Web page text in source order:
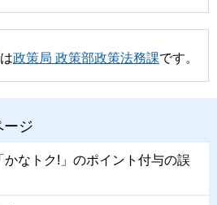
政策局 政策部政策法務課です。
ージ
かなトク!」のポイント付与の誤